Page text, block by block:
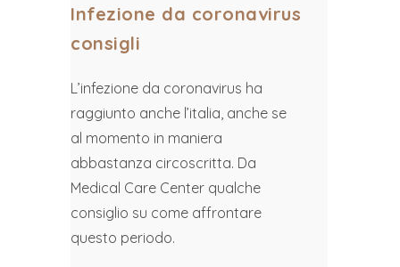
Infezione da coronavirus
consigli
L’infezione da coronavirus ha
raggiunto anche l’italia, anche se
al momento in maniera
abbastanza circoscritta. Da
Medical Care Center qualche
consiglio su come affrontare
questo periodo.